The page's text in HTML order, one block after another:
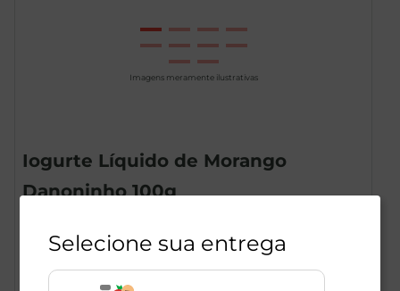
Imagens meramente ilustrativas
Iogurte Líquido de Morango
Danoninho 100g
Danone
Selecione sua entrega